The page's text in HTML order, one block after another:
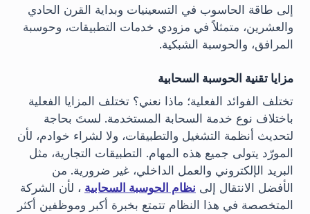
إلى طاقة الحاسوب في التسعينيات وبداية القرن الحادي
والعشرين، متمثلاً في مزودي خدمات التطبيقات، وحوسبة
المرافق، والحوسبة الشبكية.
مزايا تقنية الحوسبة السحابية
تختلف الفوائد الفعلية؛ ماذا نعني؟ تختلف المزايا الفعلية
باختلاف نوع خدمة السحابة المستخدمة. لستَ بحاجة
لتحديث أنظمة التشغيل والتطبيقات، ولا لشراء خوادم، لأن
المورّد يتولى جميع هذه المهام. التطبيقات التجارية، مثل
البريد الإلكتروني والعمل الداخلي، غير ضرورية. من
الأفضل الانتقال إلى نظام الحوسبة السحابية ، لأن الشركة
المتخصصة في هذا النظام تتمتع بخبرة أكبر وموظفين أكثر